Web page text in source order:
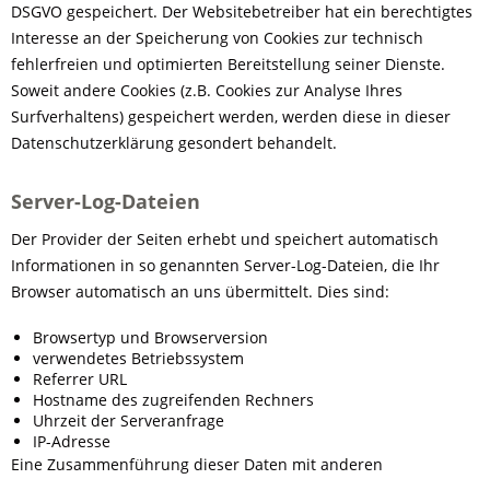
DSGVO gespeichert. Der Websitebetreiber hat ein berechtigtes
Interesse an der Speicherung von Cookies zur technisch
fehlerfreien und optimierten Bereitstellung seiner Dienste.
Soweit andere Cookies (z.B. Cookies zur Analyse Ihres
Surfverhaltens) gespeichert werden, werden diese in dieser
Datenschutzerklärung gesondert behandelt.
Server-Log-Dateien
Der Provider der Seiten erhebt und speichert automatisch
Informationen in so genannten Server-Log-Dateien, die Ihr
Browser automatisch an uns übermittelt. Dies sind:
Browsertyp und Browserversion
verwendetes Betriebssystem
Referrer URL
Hostname des zugreifenden Rechners
Uhrzeit der Serveranfrage
IP-Adresse
Eine Zusammenführung dieser Daten mit anderen